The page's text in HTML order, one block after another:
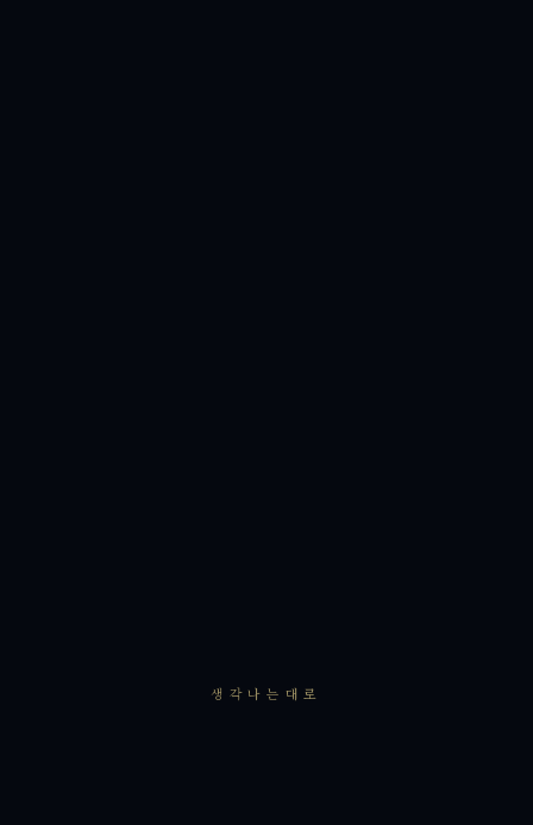
생각나는대로